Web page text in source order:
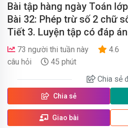
Bài tập hàng ngày Toán
Bài 32: Phép trừ số 2 chữ
Tiết 3. Luyện tập có đáp án
73 người thi tuần này 4.6
câu hỏi
45 phút
Chia sẻ
Chia sẻ
Giao bài